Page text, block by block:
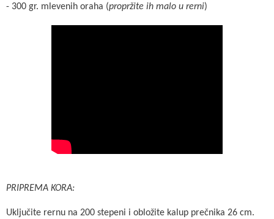
- 300 gr. mlevenih oraha (propržite ih malo u rerni)
PRIPREMA KORA:
Uključite rernu na 200 stepeni i obložite kalup prečnika 26 cm.